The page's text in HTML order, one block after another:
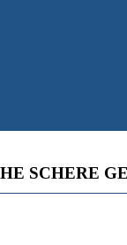
SCHERE